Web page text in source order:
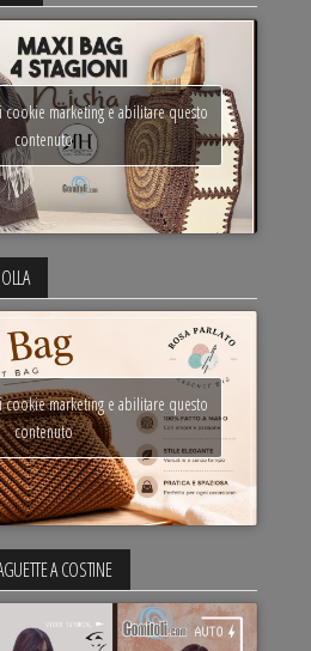
cookie marketing e abilitare questo
contenuto
cookie marketing e abilitare questo
contenuto
A COSTINE